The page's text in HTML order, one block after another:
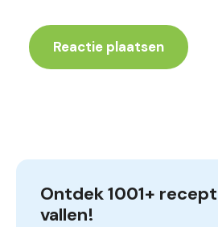
Ontdek 1001+
vallen!